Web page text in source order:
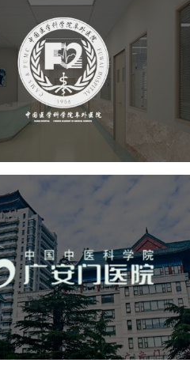
阜外医院
医院 医院网站建设 定制开发
广安门医院
院 医院网站建设
互联网医院
网
网站建设 网页设计